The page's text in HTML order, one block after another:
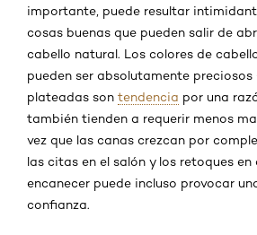
importante, puede resultar
cosas buenas que pueden salir de
cabello natural. Los colores de
pueden ser absolutamente preciosos
plateadas son tendencia por una
también tienden a requerir menos
vez que las canas crezcan por
las citas en el salón y los retoques en
encanecer puede incluso provocar
confianza.